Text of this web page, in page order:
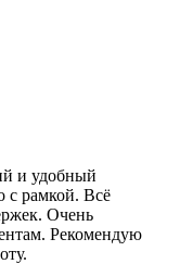
и удобный
с рамкой. Всё
Очень
Рекомендую